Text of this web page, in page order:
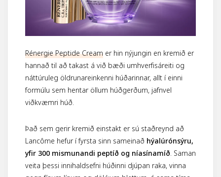
Rénergie Peptide Creamer hin nýjungin en kremið er
hannað til að takast á við bæði umhverfisáreiti og
náttúruleg öldrunareinkenni húðarinnar, allt í einni
formúlu sem hentar öllum húðgerðum, jafnvel
viðkvæmri húð.
Það sem gerir kremið einstakt er sú staðreynd að
Lancôme hefur í fyrsta sinn sameinað hýalúrónsýru,
yfir 300 mismunandi peptíð og níasínamíð. Saman
veita þessi innihaldsefni húðinni djúpan raka, vinna